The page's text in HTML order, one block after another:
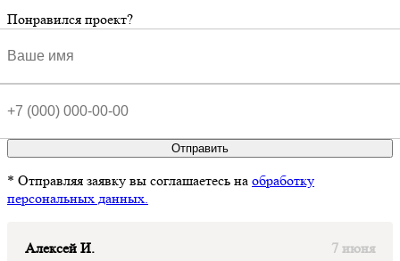
Понравился проект?
Отправить
* Отправляя заявку вы соглашаетесь на обработку
персональных данных.
Алексей И.
7 июня